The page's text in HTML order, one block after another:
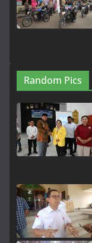
Random Pics